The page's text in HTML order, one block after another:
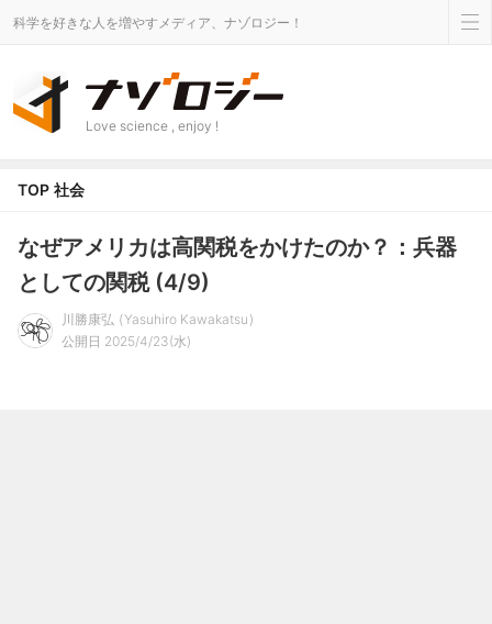
科学を好きな人を増やすメディア、ナゾロジー！
Love science , enjoy !
TOP 社会
なぜアメリカは高関税をかけたのか？：兵器
としての関税 (4/9)
川勝康弘
Yasuhiro Kawakatsu
公開日 2025/4/23(水)